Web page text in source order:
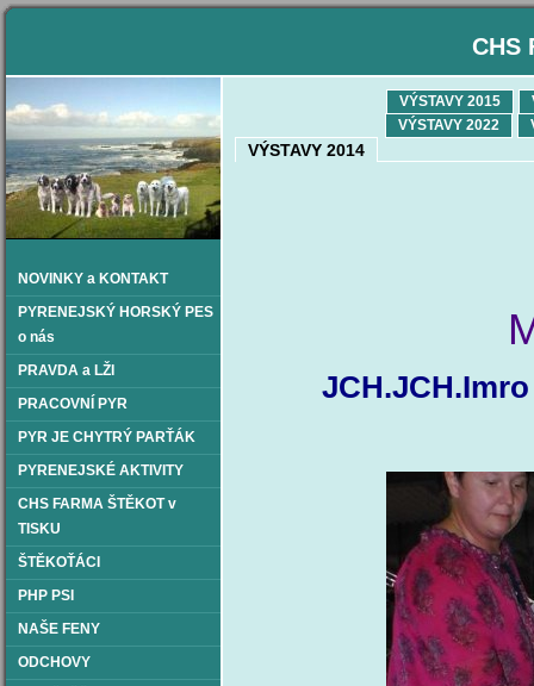
CHS
NOVINKY a KONTAKT
PYRENEJSKÝ HORSKÝ PES
o nás
PRAVDA a LŽI
PRACOVNÍ PYR
PYR JE CHYTRÝ PARŤÁK
PYRENEJSKÉ AKTIVITY
CHS FARMA ŠTĚKOT v
TISKU
ŠTĚKOŤÁCI
PHP PSI
NAŠE FENY
ODCHOVY
VÝSTAVY 2014
VÝSTAVY 2015
VÝSTAVY 2022